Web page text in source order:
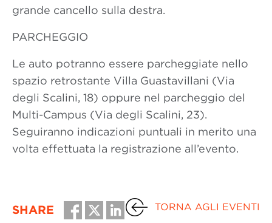
grande cancello sulla destra.
PARCHEGGIO
Le auto potranno essere parcheggiate nello
spazio retrostante Villa Guastavillani (Via
degli Scalini, 18) oppure nel parcheggio del
Multi-Campus (Via degli Scalini, 23).
Seguiranno indicazioni puntuali in merito una
volta effettuata la registrazione all’evento.
SHARE TORNA AGLI EVENTI